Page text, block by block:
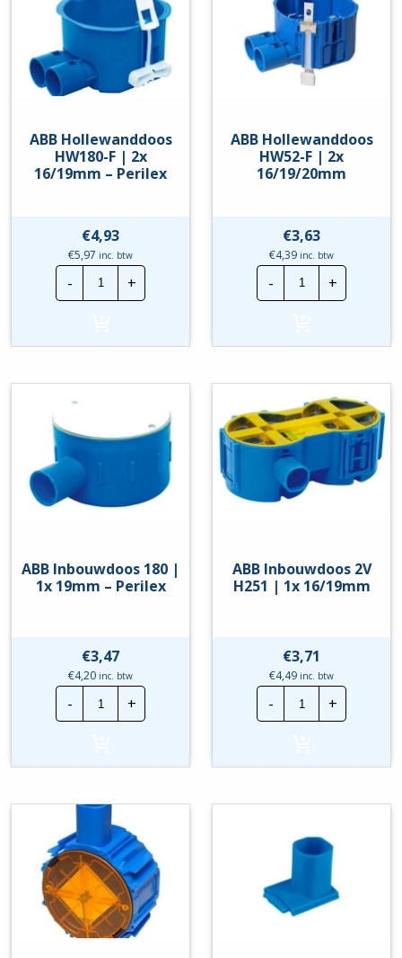
ABB Hollewanddoos
HW180-F | 2x
16/19mm – Perilex
€4,93
€5,97 inc. btw
-
ABB
Hollewanddoos
HW180-
2x
Perilex
+
ABB Hollewanddoos
HW52-F | 2x
16/19/20mm
€3,63
€4,39 inc. btw
-
ABB
HW52-
2x
+
ABB Inbouwdoos 180 |
1x 19mm – Perilex
€3,47
€4,20 inc. btw
-
ABB
Inbouwdoos
180
19mm
hoeveelheid
+
ABB Inbouwdoos 2V
H251 | 1x 16/19mm
€3,71
€4,49 inc. btw
-
ABB
Inbouwdoos
2V
1x
+